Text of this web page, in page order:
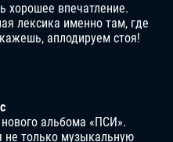
хорошее впечатление.
лексика именно там, где
аплодируем стоя!
альбома «ПСИ».
не только музыкальную